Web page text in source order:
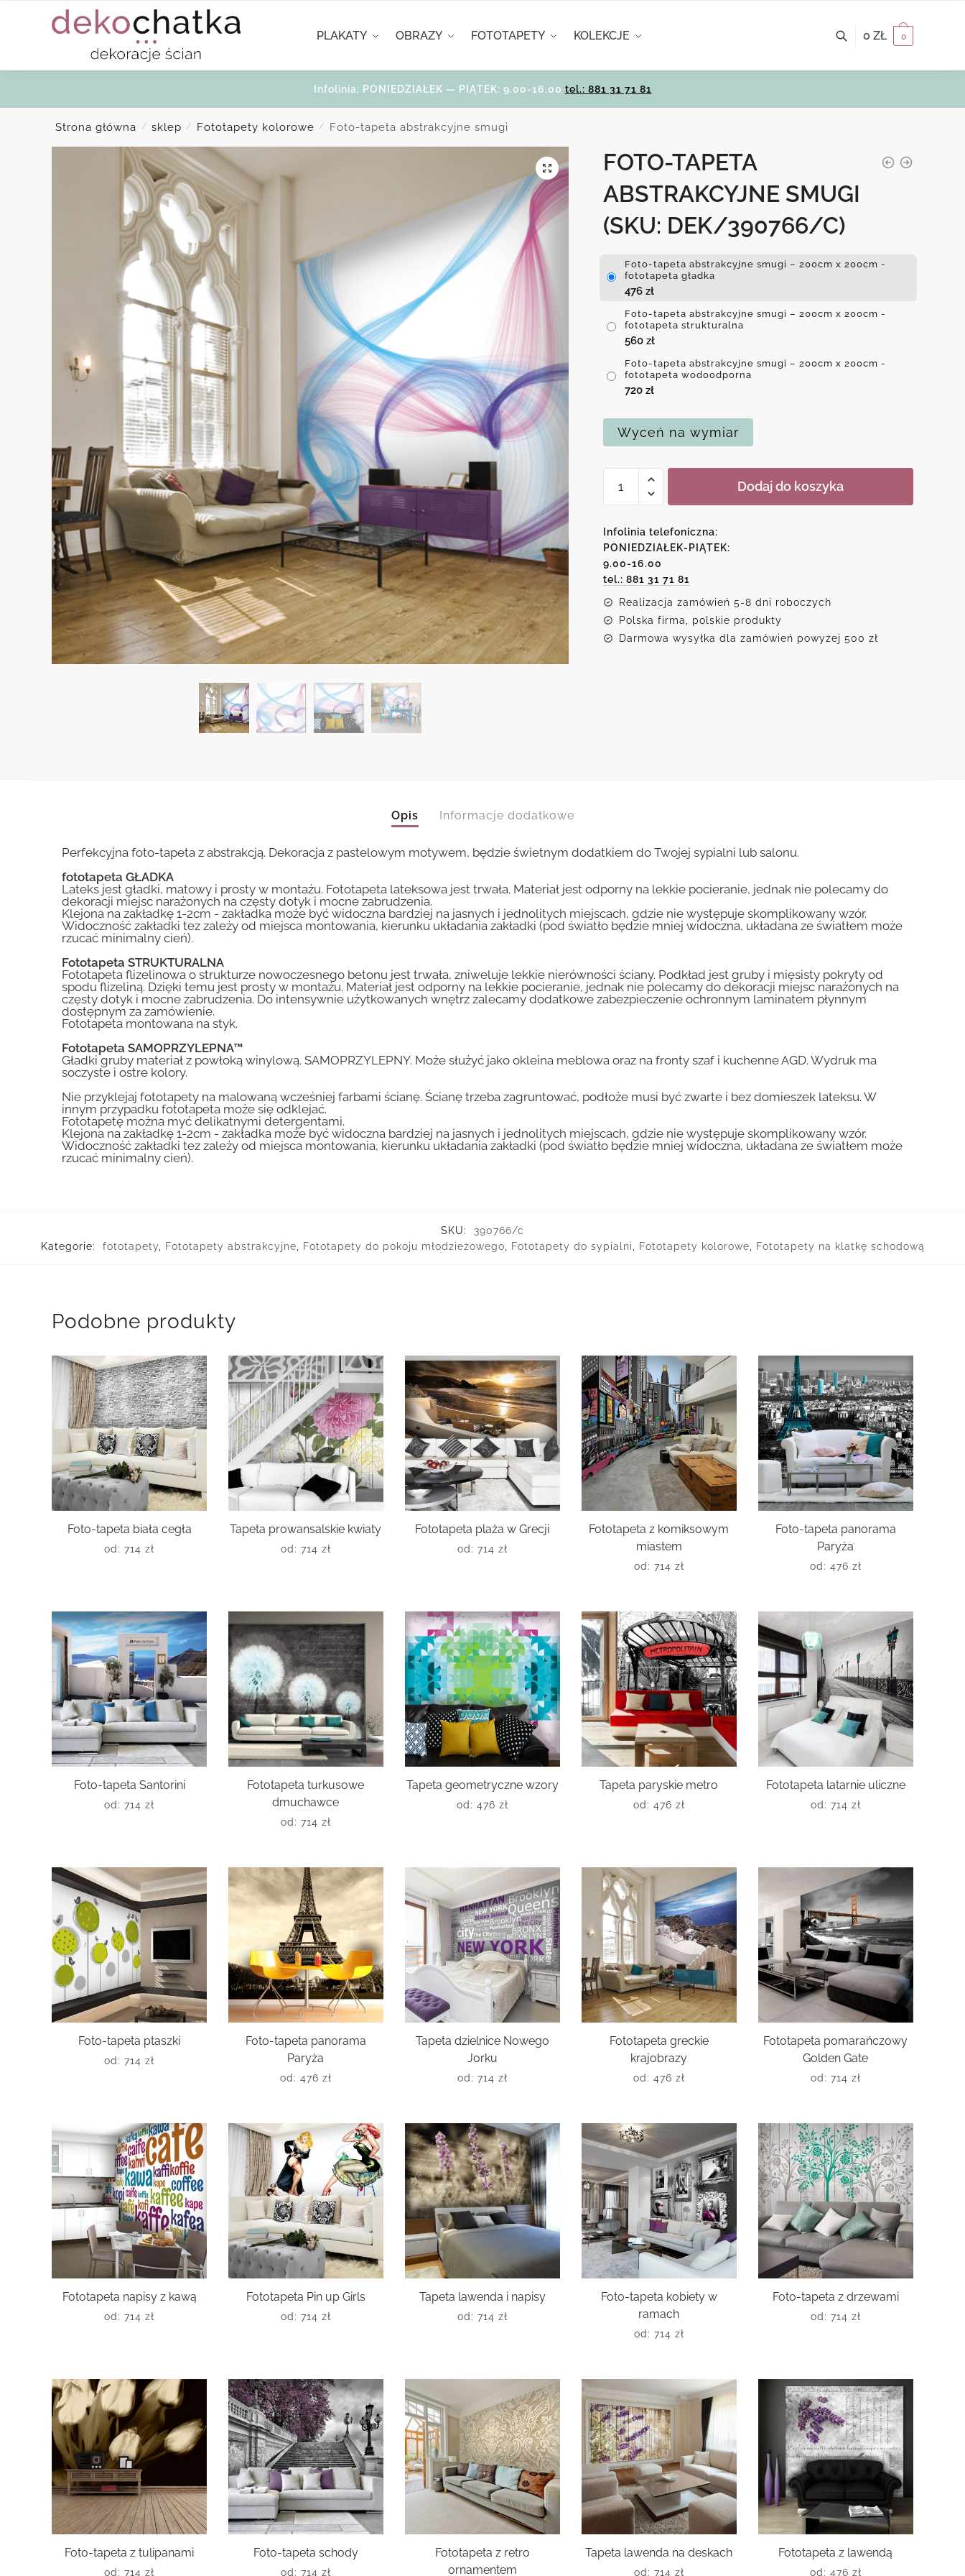
PLAKATY OBRAZY FOTOTAPETY KOLEKCJE 0 ZŁ 0
Infolinia: PONIEDZIAŁEK — PIĄTEK: 9.00-16.00 tel.: 881 31 71 81
Strona główna / sklep / Fototapety kolorowe / Foto-tapeta abstrakcyjne smugi
FOTO-TAPETA
ABSTRAKCYJNE SMUGI
(SKU: DEK/390766/C)
Foto-tapeta abstrakcyjne smugi – 200cm x 200cm -
fototapeta gładka
476 zł
Foto-tapeta abstrakcyjne smugi – 200cm x 200cm -
fototapeta strukturalna
560 zł
Foto-tapeta abstrakcyjne smugi – 200cm x 200cm -
fototapeta wodoodporna
720 zł
Wyceń na wymiar
Foto-
abstrakcyjne
smugi
Dodaj do koszyka
Infolinia telefoniczna:
PONIEDZIAŁEK-PIĄTEK:
9.00-16.00
tel.: 881 31 71 81
Realizacja zamówień 5-8 dni roboczych
Polska firma, polskie produkty
Darmowa wysyłka dla zamówień powyżej 500 zł
Opis Informacje dodatkowe
Perfekcyjna foto-tapeta z abstrakcją. Dekoracja z pastelowym motywem, będzie świetnym dodatkiem do Twojej sypialni lub salonu.
fototapeta GŁADKA
Lateks jest gładki, matowy i prosty w montażu. Fototapeta lateksowa jest trwała. Materiał jest odporny na lekkie pocieranie, jednak nie polecamy do
dekoracji miejsc narażonych na częsty dotyk i mocne zabrudzenia.
Klejona na zakładkę 1-2cm - zakładka może być widoczna bardziej na jasnych i jednolitych miejscach, gdzie nie występuje skomplikowany wzór.
Widoczność zakładki tez zależy od miejsca montowania, kierunku układania zakładki (pod światło będzie mniej widoczna, układana ze światłem może
rzucać minimalny cień).
Fototapeta STRUKTURALNA
Fototapeta flizelinowa o strukturze nowoczesnego betonu jest trwała, zniweluje lekkie nierówności ściany. Podkład jest gruby i mięsisty pokryty od
spodu flizeliną. Dzięki temu jest prosty w montażu. Materiał jest odporny na lekkie pocieranie, jednak nie polecamy do dekoracji miejsc narażonych na
częsty dotyk i mocne zabrudzenia. Do intensywnie użytkowanych wnętrz zalecamy dodatkowe zabezpieczenie ochronnym laminatem płynnym
dostępnym za zamówienie.
Fototapeta montowana na styk.
Fototapeta SAMOPRZYLEPNA™
Gładki gruby materiał z powłoką winylową. SAMOPRZYLEPNY. Może służyć jako okleina meblowa oraz na fronty szaf i kuchenne AGD. Wydruk ma
soczyste i ostre kolory.
Nie przyklejaj fototapety na malowaną wcześniej farbami ścianę. Ścianę trzeba zagruntować, podłoże musi być zwarte i bez domieszek lateksu. W
innym przypadku fototapeta może się odklejać.
Fototapetę można myć delikatnymi detergentami.
Klejona na zakładkę 1-2cm - zakładka może być widoczna bardziej na jasnych i jednolitych miejscach, gdzie nie występuje skomplikowany wzór.
Widoczność zakładki tez zależy od miejsca montowania, kierunku układania zakładki (pod światło będzie mniej widoczna, układana ze światłem może
rzucać minimalny cień).
SKU:
390766/c
Kategorie:
fototapety, Fototapety abstrakcyjne, Fototapety do pokoju młodzieżowego, Fototapety do sypialni, Fototapety kolorowe, Fototapety na klatkę schodową
Podobne produkty
Foto-tapeta biała cegła
od: 714 zł
Tapeta prowansalskie kwiaty
od: 714 zł
Fototapeta plaża w Grecji
od: 714 zł
Fototapeta z komiksowym
miastem
od: 714 zł
Foto-tapeta panorama
Paryża
od: 476 zł
Foto-tapeta Santorini
od: 714 zł
Fototapeta turkusowe
dmuchawce
od: 714 zł
Tapeta geometryczne wzory
od: 476 zł
Tapeta paryskie metro
od: 476 zł
Fototapeta latarnie uliczne
od: 714 zł
Foto-tapeta ptaszki
od: 714 zł
Foto-tapeta panorama
Paryża
od: 476 zł
Tapeta dzielnice Nowego
Jorku
od: 714 zł
Fototapeta greckie
krajobrazy
od: 476 zł
Fototapeta pomarańczowy
Golden Gate
od: 714 zł
Fototapeta napisy z kawą
od: 714 zł
Fototapeta Pin up Girls
od: 714 zł
Tapeta lawenda i napisy
od: 714 zł
Foto-tapeta kobiety w
ramach
od: 714 zł
Foto-tapeta z drzewami
od: 714 zł
Foto-tapeta z tulipanami
od: 714 zł
Foto-tapeta schody
od: 714 zł
Fototapeta z retro
ornamentem
Tapeta lawenda na deskach
od: 714 zł
Fototapeta z lawendą
od: 476 zł